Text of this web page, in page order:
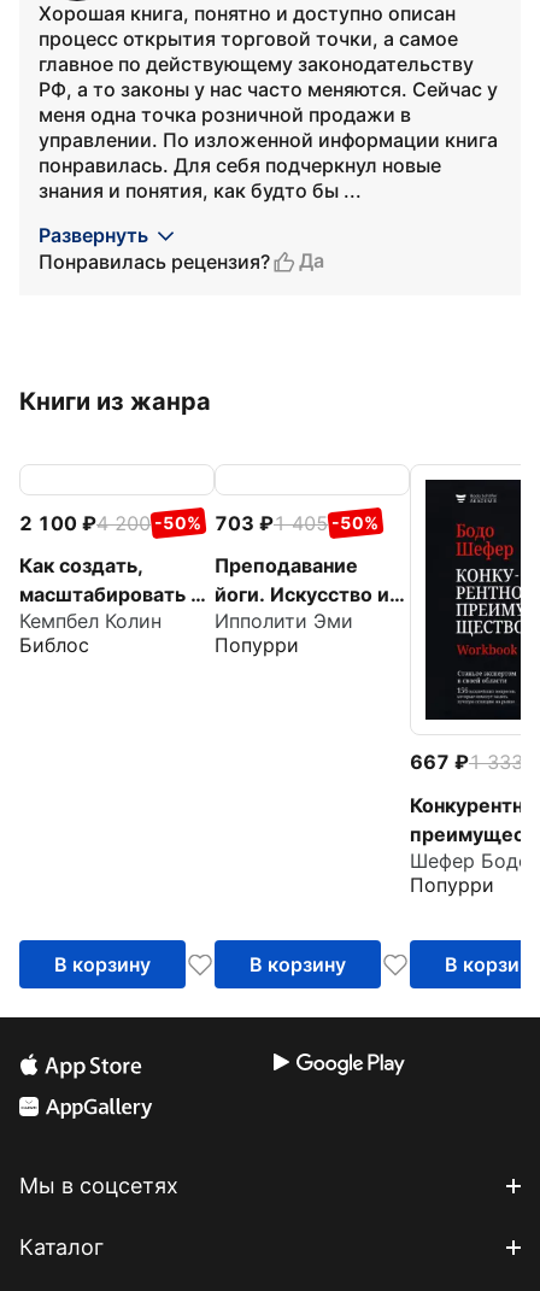
Хорошая книга, понятно и доступно описан
процесс открытия торговой точки, а самое
главное по действующему законодательству
РФ, а то законы у нас часто меняются. Сейчас у
меня одна точка розничной продажи в
управлении. По изложенной информации книга
понравилась. Для себя подчеркнул новые
знания и понятия, как будто бы ...
Развернуть
Понравилась рецензия?
Да
Книги из жанра
2 100 4 200 -50%
Как создать,
масштабировать и
выгодно продать
стартап. Лучшие
Кемпбел Колин
Библос
В корзину
703 1 405 -50%
Преподавание
йоги. Искусство и
бизнес
Ипполити Эми
Попурри
В корзину
667 1 333
Workbook
Шефер Бодо
Попурри
В корзину
Мы в соцсетях
Каталог